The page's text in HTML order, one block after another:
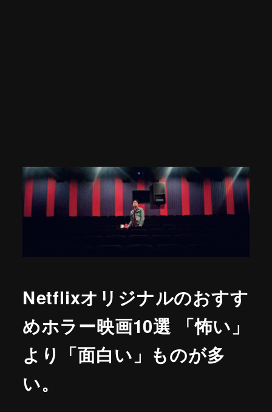
Netflixオリジナルのおすす
めホラー映画10選 「怖い」
より「面白い」ものが多
い。